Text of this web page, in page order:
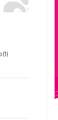
(1)